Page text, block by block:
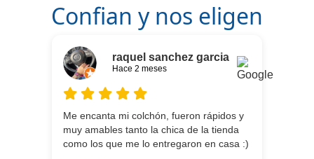
Confian y nos eligen
raquel sanchez garcia
Hace 2 meses
Me encanta mi colchón, fueron rápidos y
muy amables tanto la chica de la tienda
como los que me lo entregaron en casa :)